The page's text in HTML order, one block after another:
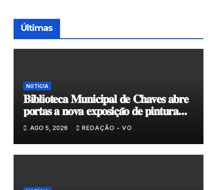
Últimas
NOTÍCIA
𝐁𝐢𝐛𝐥𝐢𝐨𝐭𝐞𝐜𝐚 𝐌𝐮𝐧𝐢𝐜𝐢𝐩𝐚𝐥 𝐝𝐞 𝐂𝐡𝐚𝐯𝐞𝐬 𝐚𝐛𝐫𝐞
𝐩𝐨𝐫𝐭𝐚𝐬 𝐚 𝐧𝐨𝐯𝐚 𝐞𝐱𝐩𝐨𝐬𝐢𝐜̧𝐚̃𝐨 𝐝𝐞 𝐩𝐢𝐧𝐭𝐮𝐫𝐚
𝐝𝐮𝐫𝐚𝐧𝐭𝐞 𝐨 𝐦𝐞̂𝐬 𝐝𝐞 𝐚𝐠𝐨𝐬𝐭𝐨
AGO 5, 2026 REDAÇÃO - VO